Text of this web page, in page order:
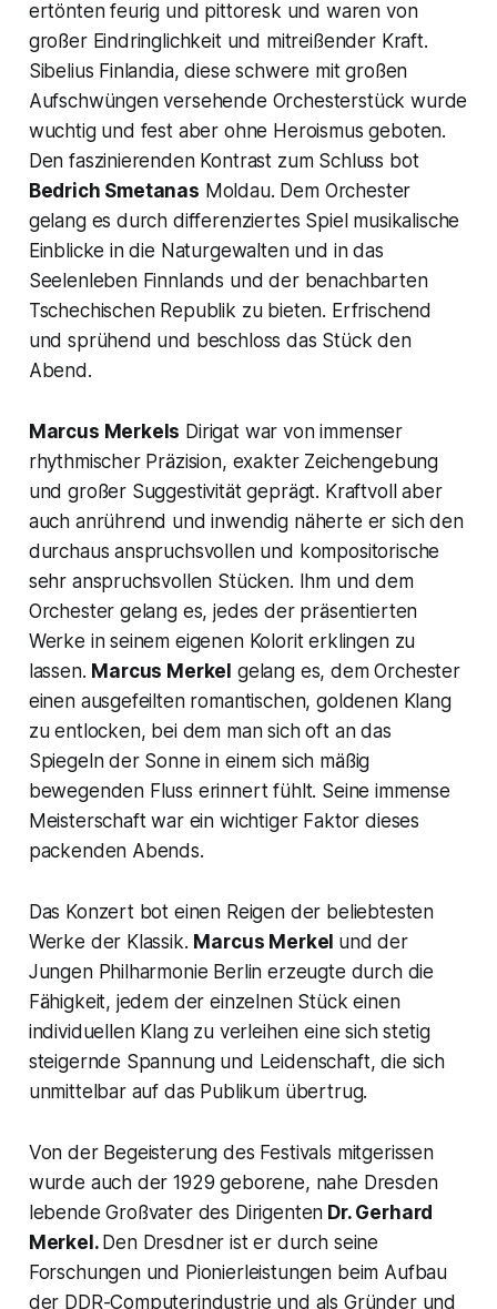
ertönten feurig und pittoresk und waren von
großer Eindringlichkeit und mitreißender Kraft.
Sibelius Finlandia, diese schwere mit großen
Aufschwüngen versehende Orchesterstück wurde
wuchtig und fest aber ohne Heroismus geboten.
Den faszinierenden Kontrast zum Schluss bot
Bedrich Smetanas Moldau. Dem Orchester
gelang es durch differenziertes Spiel musikalische
Einblicke in die Naturgewalten und in das
Seelenleben Finnlands und der benachbarten
Tschechischen Republik zu bieten. Erfrischend
und sprühend und beschloss das Stück den
Abend.
Marcus Merkels Dirigat war von immenser
rhythmischer Präzision, exakter Zeichengebung
und großer Suggestivität geprägt. Kraftvoll aber
auch anrührend und inwendig näherte er sich den
durchaus anspruchsvollen und kompositorische
sehr anspruchsvollen Stücken. Ihm und dem
Orchester gelang es, jedes der präsentierten
Werke in seinem eigenen Kolorit erklingen zu
lassen. Marcus Merkel gelang es, dem Orchester
einen ausgefeilten romantischen, goldenen Klang
zu entlocken, bei dem man sich oft an das
Spiegeln der Sonne in einem sich mäßig
bewegenden Fluss erinnert fühlt. Seine immense
Meisterschaft war ein wichtiger Faktor dieses
packenden Abends.
Das Konzert bot einen Reigen der beliebtesten
Werke der Klassik. Marcus Merkel und der
Jungen Philharmonie Berlin erzeugte durch die
Fähigkeit, jedem der einzelnen Stück einen
individuellen Klang zu verleihen eine sich stetig
steigernde Spannung und Leidenschaft, die sich
unmittelbar auf das Publikum übertrug.
Von der Begeisterung des Festivals mitgerissen
wurde auch der 1929 geborene, nahe Dresden
lebende Großvater des Dirigenten Dr. Gerhard
Merkel. Den Dresdner ist er durch seine
Forschungen und Pionierleistungen beim Aufbau
der DDR-Computerindustrie und als Gründer und